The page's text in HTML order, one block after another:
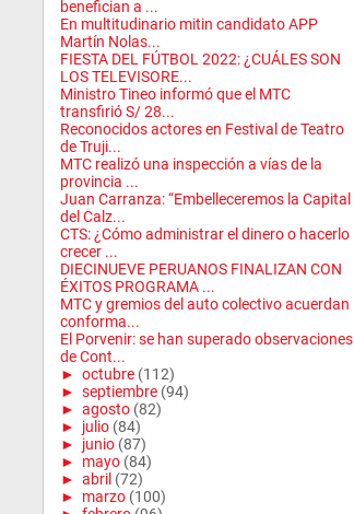
benefician a ...
En multitudinario mitin candidato APP
Martín Nolas...
FIESTA DEL FÚTBOL 2022: ¿CUÁLES SON
LOS TELEVISORE...
Ministro Tineo informó que el MTC
transfirió S/ 28...
Reconocidos actores en Festival de Teatro
de Truji...
MTC realizó una inspección a vías de la
provincia ...
Juan Carranza: “Embelleceremos la Capital
del Calz...
CTS: ¿Cómo administrar el dinero o hacerlo
crecer ...
DIECINUEVE PERUANOS FINALIZAN CON
ÉXITOS PROGRAMA ...
MTC y gremios del auto colectivo acuerdan
conforma...
El Porvenir: se han superado observaciones
de Cont...
► octubre (112)
► septiembre (94)
► agosto (82)
► julio (84)
► junio (87)
► mayo (84)
► abril (72)
► marzo (100)